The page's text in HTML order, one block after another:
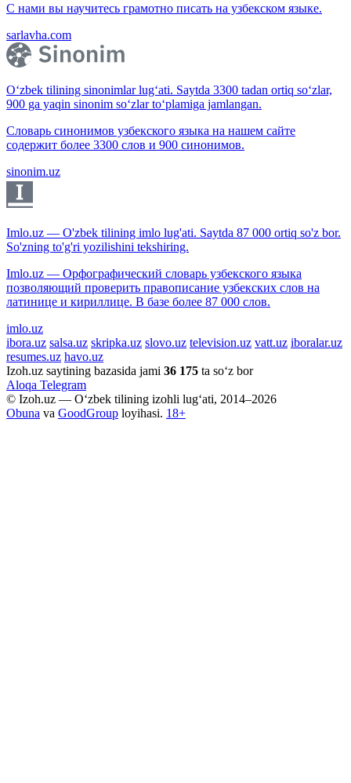
С нами вы научитесь грамотно писать на узбекском языке.
sarlavha.com
O‘zbek tilining sinonimlar lug‘ati. Saytda 3300 tadan ortiq so‘zlar,
900 ga yaqin sinonim so‘zlar to‘plamiga jamlangan.
Словарь синонимов узбекского языка на нашем сайте
содержит более 3300 слов и 900 синонимов.
sinonim.uz
Imlo.uz — O'zbek tilining imlo lug'ati. Saytda 87 000 ortiq so'z bor.
So'zning to'g'ri yozilishini tekshiring.
Imlo.uz — Орфографический словарь узбекского языка
позволяющий проверить правописание узбекских слов на
латинице и кириллице. В базе более 87 000 слов.
imlo.uz
ibora.uz salsa.uz skripka.uz slovo.uz television.uz vatt.uz iboralar.uz
resumes.uz havo.uz
Izoh.uz saytining bazasida jami 36 175 ta so‘z bor
Aloqa Telegram
© Izoh.uz — O‘zbek tilining izohli lug‘ati, 2014–2026
Obuna va GoodGroup loyihasi. 18+